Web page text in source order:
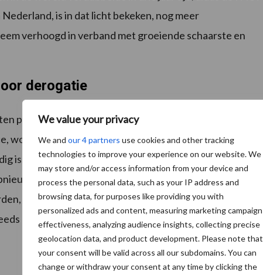
We value your privacy
We and our 4 partners use cookies and other tracking
technologies to improve your experience on our website. We
may store and/or access information from your device and
process the personal data, such as your IP address and
browsing data, for purposes like providing you with
personalized ads and content, measuring marketing campaign
effectiveness, analyzing audience insights, collecting precise
geolocation data, and product development. Please note that
your consent will be valid across all our subdomains. You can
change or withdraw your consent at any time by clicking the
is in dat licht bekeken, nog meer
verhoogd in verband met groeiende schaarste en
derogatie
per hectare zullen afnemen, kan het verlies aan
worden aangevuld metkunstmest. Terwijl voor de
is, kunstmest meer uitspoeling gevoelig is en een
volledig in tegenspraak met het gecommuniceerde
ondanks het feit dat hier al jaren op ambtelijk niveau
niet toegelaten.